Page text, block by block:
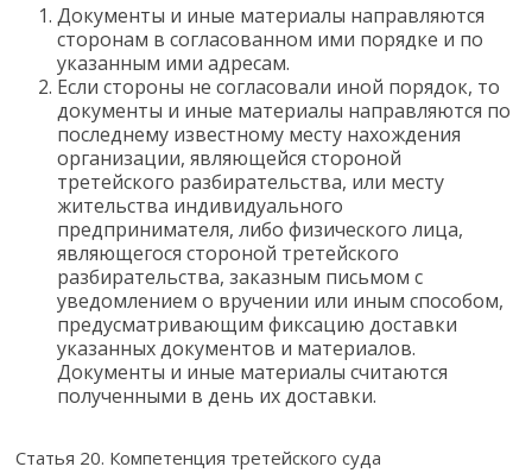
Документы и иные материалы направляются
сторонам в согласованном ими порядке и по
указанным ими адресам.
Если стороны не согласовали иной порядок, то
документы и иные материалы направляются по
последнему известному месту нахождения
организации, являющейся стороной
третейского разбирательства, или месту
жительства индивидуального
предпринимателя, либо физического лица,
являющегося стороной третейского
разбирательства, заказным письмом с
уведомлением о вручении или иным способом,
предусматривающим фиксацию доставки
указанных документов и материалов.
Документы и иные материалы считаются
полученными в день их доставки.
Статья 20. Компетенция третейского суда